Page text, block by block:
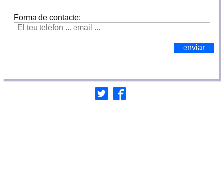
Forma de contacte: